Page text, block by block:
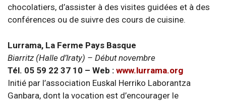
chocolatiers, d’assister à des visites guidées et à des
conférences ou de suivre des cours de cuisine.
Lurrama, La Ferme Pays Basque
Biarritz (Halle d’Iraty) – Début novembre
Tél. 05 59 22 37 10 – Web : www.lurrama.org
Initié par l’association Euskal Herriko Laborantza
Ganbara, dont la vocation est d’encourager le